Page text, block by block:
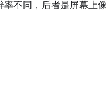
不同，后者是屏幕上